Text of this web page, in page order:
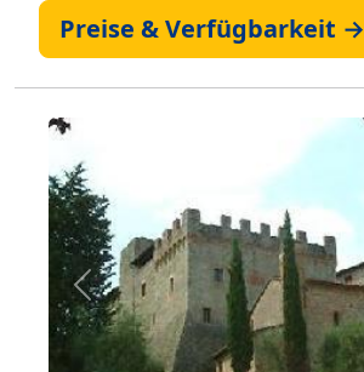
Preise & Verfügbarkeit →
Zurück